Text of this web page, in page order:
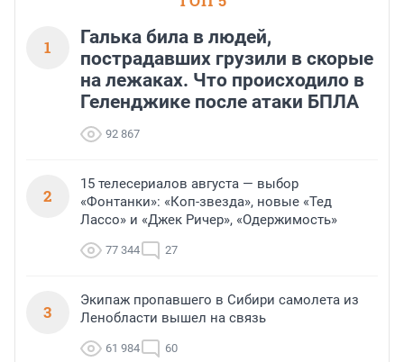
1
Галька била в людей,
пострадавших грузили в скорые
на лежаках. Что происходило в
Геленджике после атаки БПЛА
92 867
2
15 телесериалов августа — выбор
«Фонтанки»: «Коп-звезда», новые «Тед
Лассо» и «Джек Ричер», «Одержимость»
77 344 27
3
Экипаж пропавшего в Сибири самолета из
Ленобласти вышел на связь
61 984 60